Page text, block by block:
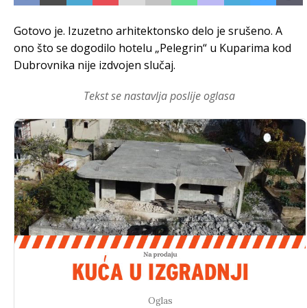
Gotovo je. Izuzetno arhitektonsko delo je srušeno. A
ono što se dogodilo hotelu „Pelegrin“ u Kuparima kod
Dubrovnika nije izdvojen slučaj.
Tekst se nastavlja poslije oglasa
Oglas